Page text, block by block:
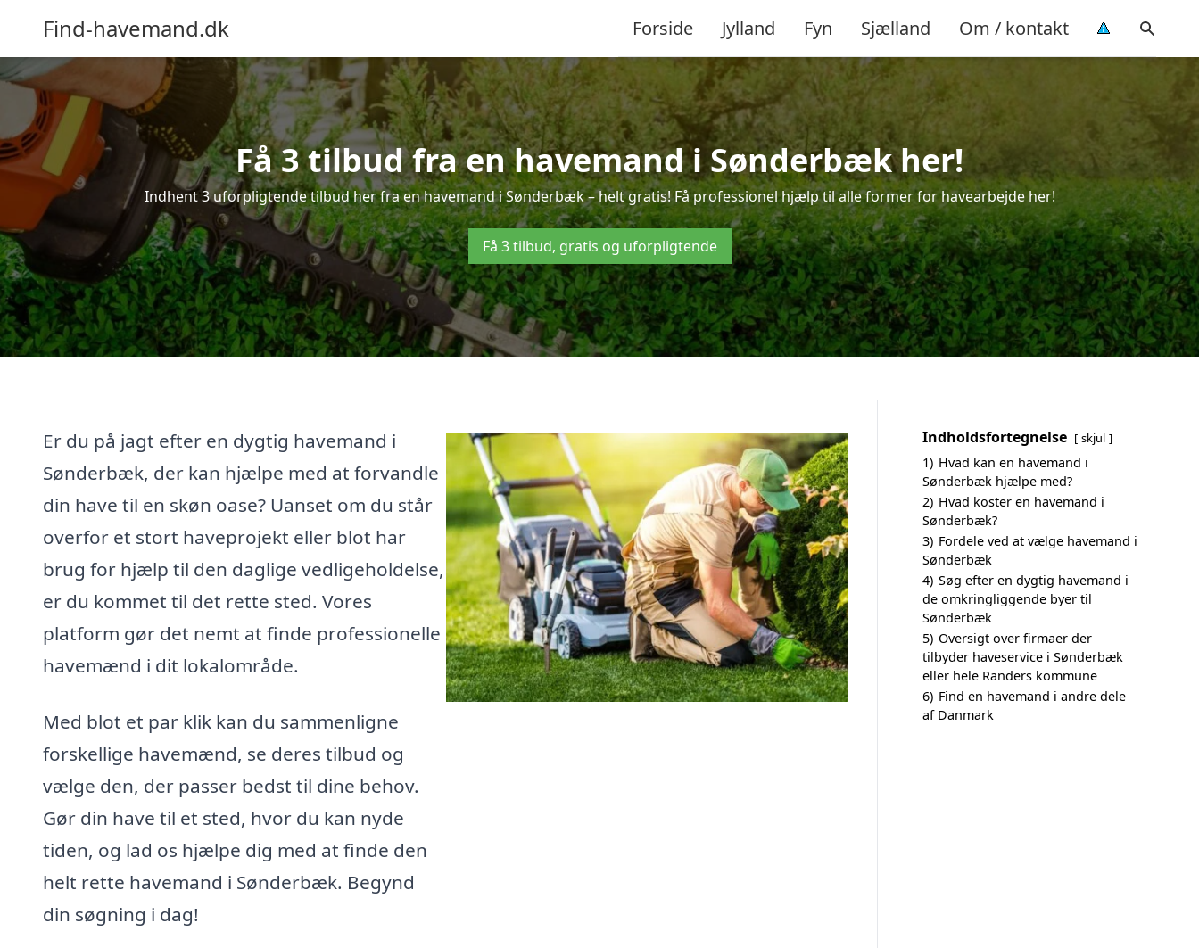
Find-havemand.dk Forside Jylland Fyn Sjælland Om / kontakt
Få 3 tilbud fra en havemand i Sønderbæk her!
Indhent 3 uforpligtende tilbud her fra en havemand i Sønderbæk – helt gratis! Få professionel hjælp til alle former for havearbejde her!
Få 3 tilbud, gratis og uforpligtende
Er du på jagt efter en dygtig havemand i
Sønderbæk, der kan hjælpe med at forvandle
din have til en skøn oase? Uanset om du står
overfor et stort haveprojekt eller blot har
brug for hjælp til den daglige vedligeholdelse,
er du kommet til det rette sted. Vores
platform gør det nemt at finde professionelle
havemænd i dit lokalområde.
Med blot et par klik kan du sammenligne
forskellige havemænd, se deres tilbud og
vælge den, der passer bedst til dine behov.
Gør din have til et sted, hvor du kan nyde
tiden, og lad os hjælpe dig med at finde den
helt rette havemand i Sønderbæk. Begynd
din søgning i dag!
Indholdsfortegnelse skjul
1) Hvad kan en havemand i
Sønderbæk hjælpe med?
2) Hvad koster en havemand i
Sønderbæk?
3) Fordele ved at vælge havemand i
Sønderbæk
4) Søg efter en dygtig havemand i
de omkringliggende byer til
Sønderbæk
5) Oversigt over firmaer der
tilbyder haveservice i Sønderbæk
eller hele Randers kommune
6) Find en havemand i andre dele
af Danmark